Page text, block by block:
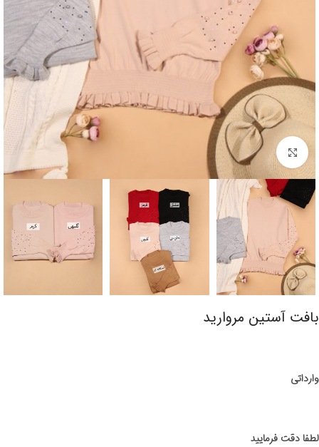
برای بزرگنمایی کلیک کنید
بافت آستین مروارید
وارداتی
لطفا دقت فرمایید